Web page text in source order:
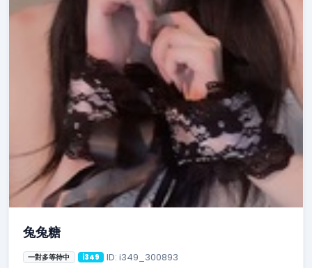
兔兔糖
一對多等待中 i349 ID: i349_300893